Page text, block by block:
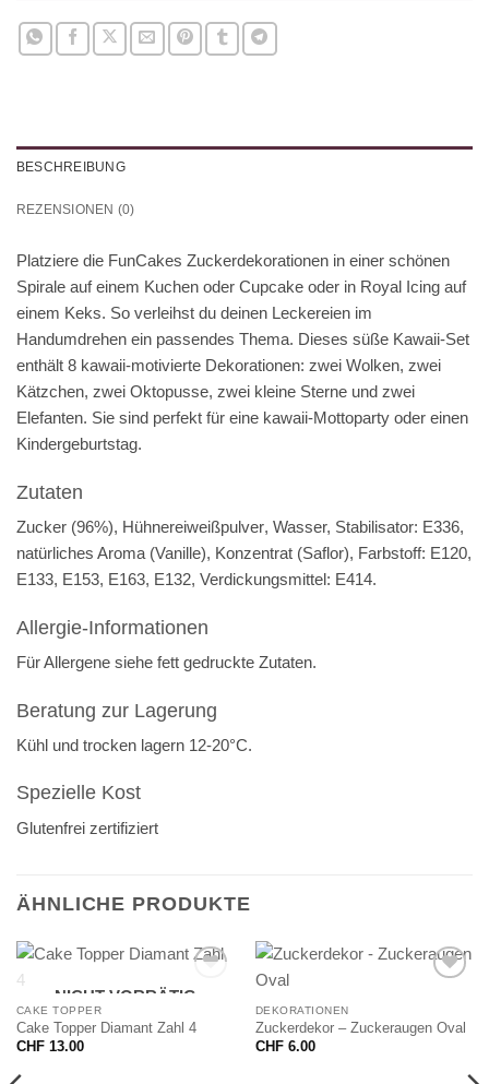
BESCHREIBUNG
REZENSIONEN (0)
Platziere die FunCakes Zuckerdekorationen in einer schönen
Spirale auf einem Kuchen oder Cupcake oder in Royal Icing auf
einem Keks. So verleihst du deinen Leckereien im
Handumdrehen ein passendes Thema. Dieses süße Kawaii-Set
enthält 8 kawaii-motivierte Dekorationen: zwei Wolken, zwei
Kätzchen, zwei Oktopusse, zwei kleine Sterne und zwei
Elefanten. Sie sind perfekt für eine kawaii-Mottoparty oder einen
Kindergeburtstag.
Zutaten
Zucker (96%), Hühnereiweißpulver, Wasser, Stabilisator: E336,
natürliches Aroma (Vanille), Konzentrat (Saflor), Farbstoff: E120,
E133, E153, E163, E132, Verdickungsmittel: E414.
Allergie-Informationen
Für Allergene siehe fett gedruckte Zutaten.
Beratung zur Lagerung
Kühl und trocken lagern 12-20°C.
Spezielle Kost
Glutenfrei zertifiziert
ÄHNLICHE PRODUKTE
NICHT VORRÄTIG
CAKE TOPPER
Cake Topper Diamant Zahl 4
CHF13.00
DEKORATIONEN
Zuckerdekor – Zuckeraugen Oval
CHF6.00